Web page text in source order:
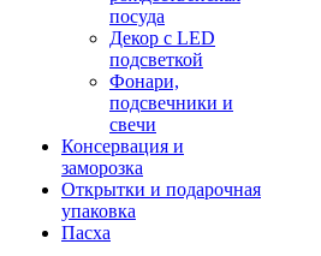
посуда
Декор с LED
подсветкой
Фонари,
подсвечники и
свечи
Консервация и
заморозка
Открытки и подарочная
упаковка
Пасха